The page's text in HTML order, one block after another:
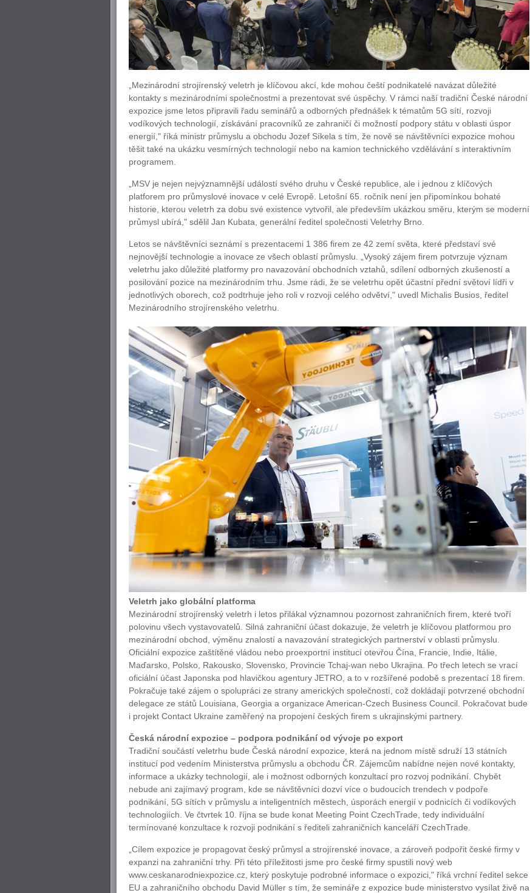
„Mezinárodní strojírenský veletrh je klíčovou akcí, kde mohou čeští podnikatelé navázat důležité
kontakty s mezinárodními společnostmi a prezentovat své úspěchy. V rámci naší tradiční České národní
expozice jsme letos připravili řadu seminářů a odborných přednášek k tématům 5G sítí, rozvoji
vodíkových technologií, získávání pracovníků ze zahraničí či možností podpory státu v oblasti úspor
energií," říká ministr průmyslu a obchodu Jozef Síkela s tím, že nově se návštěvníci expozice mohou
těšit také na ukázku vesmírných technologií nebo na kamion technického vzdělávání s interaktivním
programem.
„MSV je nejen nejvýznamnější událostí svého druhu v České republice, ale i jednou z klíčových
platforem pro průmyslové inovace v celé Evropě. Letošní 65. ročník není jen připomínkou bohaté
historie, kterou veletrh za dobu své existence vytvořil, ale především ukázkou směru, kterým se moderní
průmysl ubírá," sdělil Jan Kubata, generální ředitel společnosti Veletrhy Brno.
Letos se návštěvníci seznámí s prezentacemi 1 386 firem ze 42 zemí světa, které představí své
nejnovější technologie a inovace ze všech oblastí průmyslu. „Vysoký zájem firem potvrzuje význam
veletrhu jako důležité platformy pro navazování obchodních vztahů, sdílení odborných zkušeností a
posilování pozice na mezinárodním trhu. Jsme rádi, že se veletrhu opět účastní přední světoví lídři v
jednotlivých oborech, což podtrhuje jeho roli v rozvoji celého odvětví," uvedl Michalis Busios, ředitel
Mezinárodního strojírenského veletrhu.
Veletrh jako globální platforma
Mezinárodní strojírenský veletrh i letos přilákal významnou pozornost zahraničních firem, které tvoří
polovinu všech vystavovatelů. Silná zahraniční účast dokazuje, že veletrh je klíčovou platformou pro
mezinárodní obchod, výměnu znalostí a navazování strategických partnerství v oblasti průmyslu.
Oficiální expozice zaštítěné vládou nebo proexportní institucí otevřou Čína, Francie, Indie, Itálie,
Maďarsko, Polsko, Rakousko, Slovensko, Provincie Tchaj-wan nebo Ukrajina. Po třech letech se vrací
oficiální účast Japonska pod hlavičkou agentury JETRO, a to v rozšířené podobě s prezentací 18 firem.
Pokračuje také zájem o spolupráci ze strany amerických společností, což dokládají potvrzené obchodní
delegace ze států Louisiana, Georgia a organizace American-Czech Business Council. Pokračovat bude
i projekt Contact Ukraine zaměřený na propojení českých firem s ukrajinskými partnery.
Česká národní expozice – podpora podnikání od vývoje po export
Tradiční součástí veletrhu bude Česká národní expozice, která na jednom místě sdruží 13 státních
institucí pod vedením Ministerstva průmyslu a obchodu ČR. Zájemcům nabídne nejen nové kontakty,
informace a ukázky technologií, ale i možnost odborných konzultací pro rozvoj podnikání. Chybět
nebude ani zajímavý program, kde se návštěvníci dozví více o budoucích trendech v podpoře
podnikání, 5G sítích v průmyslu a inteligentních městech, úsporách energií v podnicích či vodíkových
technologiích. Ve čtvrtek 10. října se bude konat Meeting Point CzechTrade, tedy individuální
termínované konzultace k rozvoji podnikání s řediteli zahraničních kanceláří CzechTrade.
„Cílem expozice je propagovat český průmysl a strojírenské inovace, a zároveň podpořit české firmy v
expanzi na zahraniční trhy. Při této příležitosti jsme pro české firmy spustili nový web
www.ceskanarodniexpozice.cz, který poskytuje podrobné informace o expozici," říká vrchní ředitel sekce
EU a zahraničního obchodu David Müller s tím, že semináře z expozice bude ministerstvo vysílat živě na